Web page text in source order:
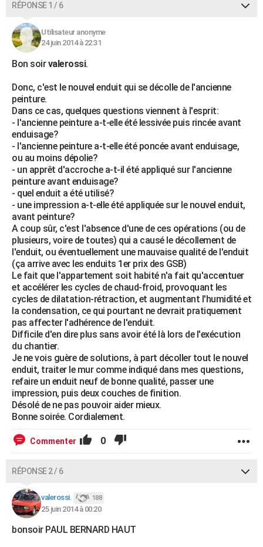
RÉPONSE 1 / 6
Utilisateur anonyme
24 juin 2014 à 22:31
Bon soirvalerossi.
Donc, c'est le nouvel enduit qui se décolle de l'ancienne
peinture.
Dans ce cas, quelques questions viennent à l'esprit:
- l'ancienne peinture a-t-elle été lessivée puis rincée avant
enduisage?
- l'ancienne peinture a-t-elle été poncée avant enduisage,
ou au moins dépolie?
- un apprêt d'accroche a-t-il été appliqué sur l'ancienne
peinture avant enduisage?
- quel enduit a été utilisé?
- une impression a-t-elle été appliquée sur le nouvel enduit,
avant peinture?
A coup sûr, c'est l'absence d'une de ces opérations (ou de
plusieurs, voire de toutes) qui a causé le décollement de
l'enduit, ou éventuellement une mauvaise qualité de l'enduit
(ça arrive avec les enduits 1er prix des GSB)
Le fait que l'appartement soit habité n'a fait qu'accentuer
et accélérer les cycles de chaud-froid, provoquant les
cycles de dilatation-rétraction, et augmentant l'humidité et
la condensation, ce qui pourtant ne devrait pratiquement
pas affecter l'adhérence de l'enduit.
Difficile d'en dire plus sans avoir été là lors de l'exécution
du chantier.
Je ne vois guère de solutions, à part décoller tout le nouvel
enduit, traiter le mur comme indiqué dans mes questions,
refaire un enduit neuf de bonne qualité, passer une
impression, puis deux couches de finition.
Désolé de ne pas pouvoir aider mieux.
Bonne soirée. Cordialement.
Commenter 0
RÉPONSE 2 / 6
valerossi. 188
25 juin 2014 à 00:20
bonsoir PAUL BERNARD HAUT